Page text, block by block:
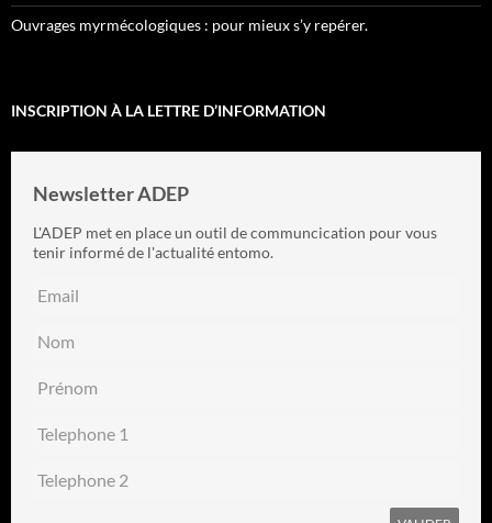
Ouvrages myrmécologiques : pour mieux s’y repérer.
INSCRIPTION À LA LETTRE D’INFORMATION
Newsletter ADEP
L'ADEP met en place un outil de communcication pour vous
tenir informé de l'actualité entomo.